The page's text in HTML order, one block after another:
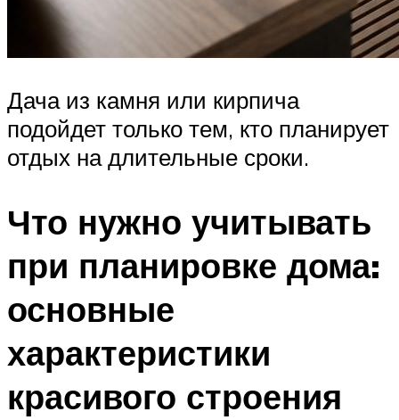
Дача из камня или кирпича
подойдет только тем, кто планирует
отдых на длительные сроки.
Что нужно учитывать
при планировке дома:
основные
характеристики
красивого строения